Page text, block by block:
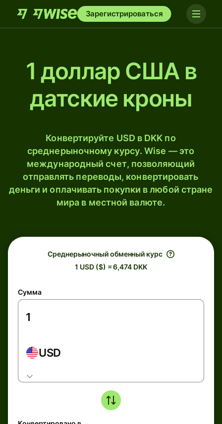
Зарегистрироваться
1 доллар США в
датские кроны
Конвертируйте USD в DKK по
среднерыночному курсу. Wise — это
международный счет, позволяющий
отправлять переводы, конвертировать
деньги и оплачивать покупки в любой стране
мира в местной валюте.
Среднерыночный обменный курс
1 USD ($) = 6,474 DKK
Сумма
USD